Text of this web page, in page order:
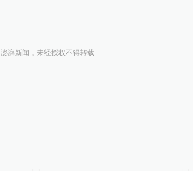
澎湃新闻，未经授权不得转载